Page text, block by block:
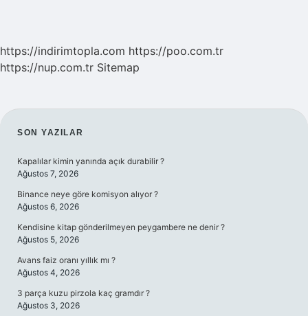
https://indirimtopla.com https://poo.com.tr
https://nup.com.tr Sitemap
SIDEBAR
SON YAZILAR
Kapalılar kimin yanında açık durabilir ?
Ağustos 7, 2026
Binance neye göre komisyon alıyor ?
Ağustos 6, 2026
Kendisine kitap gönderilmeyen peygambere ne denir ?
Ağustos 5, 2026
Avans faiz oranı yıllık mı ?
Ağustos 4, 2026
3 parça kuzu pirzola kaç gramdır ?
Ağustos 3, 2026